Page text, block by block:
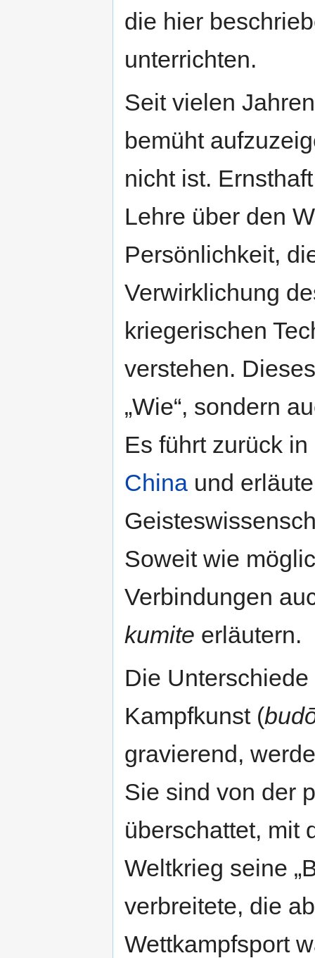
die hier
unterrichten.
Seit vielen
bemüht
nicht ist.
Lehre über den
Persönlichkeit,
Verwirklichung
kriegerischen
verstehen.
„Wie“, sondern
Es führt zurück
China und
Soweit wie
Verbindungen
kumite erläutern.
Die
Kampfkunst (
gravierend,
Sie sind von der
überschattet, mit
Weltkrieg seine
verbreitete, die
Wettkampfsport